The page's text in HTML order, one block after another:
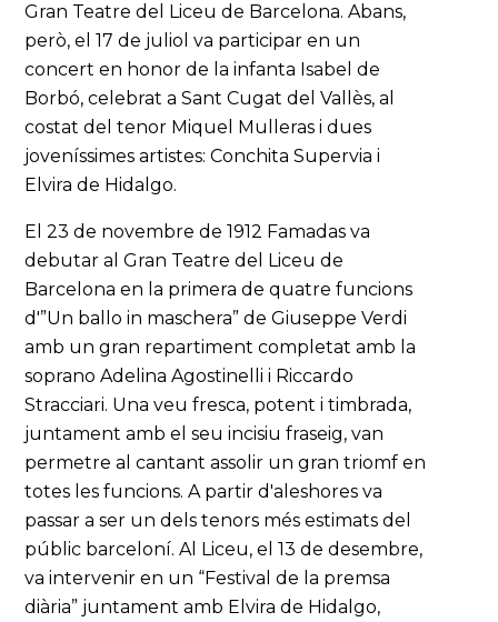
Gran Teatre del Liceu de Barcelona. Abans,
però, el 17 de juliol va participar en un
concert en honor de la infanta Isabel de
Borbó, celebrat a Sant Cugat del Vallès, al
costat del tenor Miquel Mulleras i dues
joveníssimes artistes: Conchita Supervia i
Elvira de Hidalgo.
El 23 de novembre de 1912 Famadas va
debutar al Gran Teatre del Liceu de
Barcelona en la primera de quatre funcions
d'”Un ballo in maschera” de Giuseppe Verdi
amb un gran repartiment completat amb la
soprano Adelina Agostinelli i Riccardo
Stracciari. Una veu fresca, potent i timbrada,
juntament amb el seu incisiu fraseig, van
permetre al cantant assolir un gran triomf en
totes les funcions. A partir d'aleshores va
passar a ser un dels tenors més estimats del
públic barceloní. Al Liceu, el 13 de desembre,
va intervenir en un “Festival de la premsa
diària” juntament amb Elvira de Hidalgo,